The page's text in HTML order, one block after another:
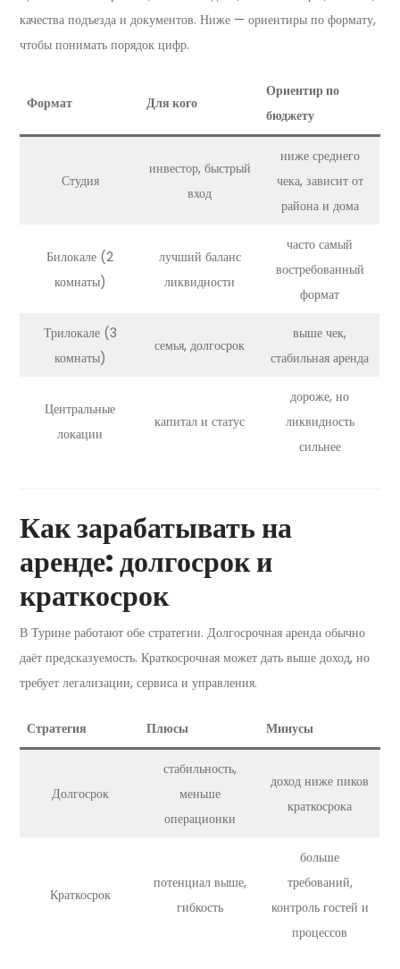
качества подъезда и документов. Ниже — ориентиры по формату,
чтобы понимать порядок цифр.
Формат Для кого
Ориентир по
бюджету
Студия
инвестор, быстрый
вход
ниже среднего
чека, зависит от
района и дома
Билокале (2
комнаты)
лучший баланс
ликвидности
часто самый
востребованный
формат
Трилокале (3
комнаты)
семья, долгосрок
выше чек,
стабильная аренда
Центральные
локации
капитал и статус
дороже, но
ликвидность
сильнее
Как зарабатывать на
аренде: долгосрок и
краткосрок
В Турине работают обе стратегии. Долгосрочная аренда обычно
даёт предсказуемость. Краткосрочная может дать выше доход, но
требует легализации, сервиса и управления.
Стратегия Плюсы Минусы
Долгосрок
стабильность,
меньше
операционки
доход ниже пиков
краткосрока
Краткосрок
потенциал выше,
гибкость
больше
требований,
контроль гостей и
процессов